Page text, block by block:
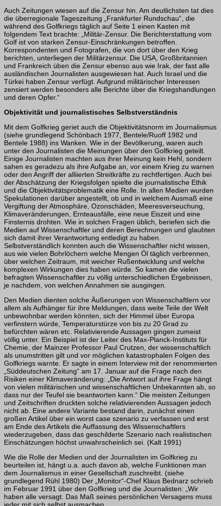
Auch Zeitungen wiesen auf die Zensur hin. Am deutlichsten tat dies
die überregio­nale Tageszeitung „Frankfurter Rundschau“, die
während des Golfkriegs täglich auf Seite 1 einen Kasten mit
folgendem Text brachte: „Militär-Zensur. Die Berichterstat­tung vom
Golf ist von starken Zensur-Einschränkungen betroffen.
Korrespondenten und Fotografen, die von dort über den Krieg
berichten, unterliegen der Militärzensur. Die USA, Großbritannien
und Frankreich üben die Zensur ebenso aus wie Irak, der fast alle
ausländischen Journalisten ausgewiesen hat. Auch Israel und die
Türkei haben Zensur verfügt. Aufgrund militärischer Interessen
zensiert werden besonders alle Berichte über die Kriegshandlungen
und deren Opfer.“
Objektivität und journalistisches Selbstverständnis
Mit dem Golfkrieg geriet auch die Objektivitätsnorm im Journalismus
(siehe grundlegend Schönbach 1977, Bentele/Ruoff 1982 und
Bentele 1988) ins Wanken. Wie in der Bevölkerung, waren auch
unter den Journalisten die Meinungen über den Golf­krieg geteilt.
Einige Journalisten machten aus ihrer Meinung kein Hehl, sondern
sa­hen es geradezu als ihre Aufgabe an, vor einem Krieg zu warnen
oder den Angriff der alliierten Streitkräfte zu rechtfertigen. Auch bei
der Abschätzung der Kriegsfolgen spielte die journalistische Ethik
und die Objektivitätsproblematik eine Rolle. In allen Medien wurden
Spekulationen darüber angestellt, ob und in welchem Ausmaß eine
Vergiftung der Atmosphäre, Ozonschäden, Meeresverseuchung,
Klimaveränderungen, Ernteausfälle, eine neue Eiszeit und eine
Finsternis drohten. Wie in solchen Fragen üblich, beriefen sich die
Medien auf Wissenschaftler und deren Berechnungen und glaubten
sich damit ihrer Verantwortung entledigt zu haben.
Selbstverständlich konnten auch die Wissenschaftler nicht wissen,
aus wie vielen Bohrlöchern welche Mengen Öl täglich verbrennen,
über welchen Zeitraum, mit weicher Rußentwicklung und welche
komplexen Wirkungen dies haben würde. So kamen die vielen
befragten Wissenschaftler zu völlig unterschiedlichen Ergebnissen,
je nachdem, von welchen Annahmen sie ausgingen.
Den Medien dienten solche Äußerungen von Wissenschaftlern vor
allem als Aufhän­ger für ihre Meldungen, dass weite Teile der Welt
unbewohnbar werden könnten, sich der Himmel über Europa
verfinstern würde, Temperaturstürze von bis zu 20 Grad zu
befürchten wären etc. Relativierende Aussagen gingen zumeist
völlig unter. Ein Beispiel ist der Leiter des Max-Planck-Instituts für
Chemie, der Mainzer Professor Paul Crutzen, der wissenschaftlich
als unumstritten gilt und vor möglichen katastro­phalen Folgen des
Golfkriegs warnte. Er sagte in einem Interview mit der renom­mierten
„Süddeutschen Zeitung“ am 17. Januar auf die Frage nach den
Risiken einer Klimaveränderung: „Die Antwort auf ihre Frage hängt
von vielen militärischen und wissenschaftlichen Unbekannten ab, so
dass nur der Teufel sie beantworten kann.“ Die meisten Zeitungen
und Zeitschriften druckten solche relativierenden Aussagen jedoch
nicht ab. Eine andere Variante bestand darin, zunächst einen
großen Artikel über ein worst case szenario zu verfassen und erst
am Ende des Artikels die Auffas­sung des Wissenschaftlers
wiederzugeben, dass das geschilderte Szenario nach realistischen
Einschätzungen höchst unwahrscheinlich sei. (Kalt 1991)
Wie die Rolle der Medien und der Journalisten im Golfkrieg zu
beurteilen ist, hängt u.a. auch davon ab, welche Funktionen man
dem Journalismus in einer Gesellschaft zuschreibt. (siehe
grundlegend Rühl 1980) Der „Monitor“-Chef Klaus Bednarz schrieb
im Februar 1991 über den Golfkrieg und die Journalisten: „Wir
haben alle versagt. Das Maß seines persönlichen Versagens muss